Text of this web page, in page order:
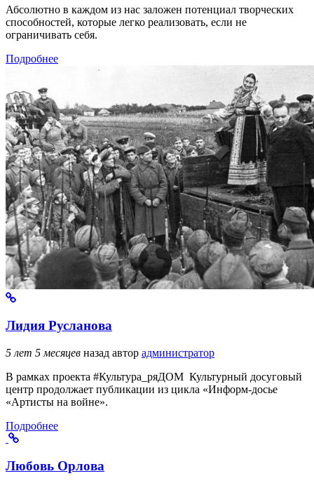
Абсолютно в каждом из нас заложен потенциал творческих
способностей, которые легко реализовать, если не
ограничивать себя.
Подробнее
Лидия Русланова
5 лет 5 месяцев назад автор администратор
В рамках проекта #Культура_ряДОМ Культурный досуговый
центр продолжает публикации из цикла «Информ-досье
«Артисты на войне».
Подробнее
Любовь Орлова